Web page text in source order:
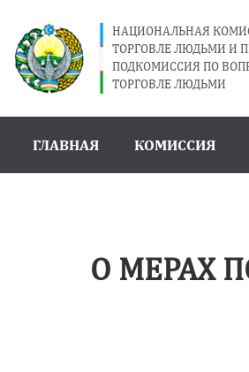
НАЦИОНАЛЬНАЯ
ТОРГОВЛЕ ЛЮДЬМИ И
ПОДКОМИССИЯ ПО
ТОРГОВЛЕ ЛЮДЬМИ
ГЛАВНАЯ КОМИССИЯ
О МЕРАХ